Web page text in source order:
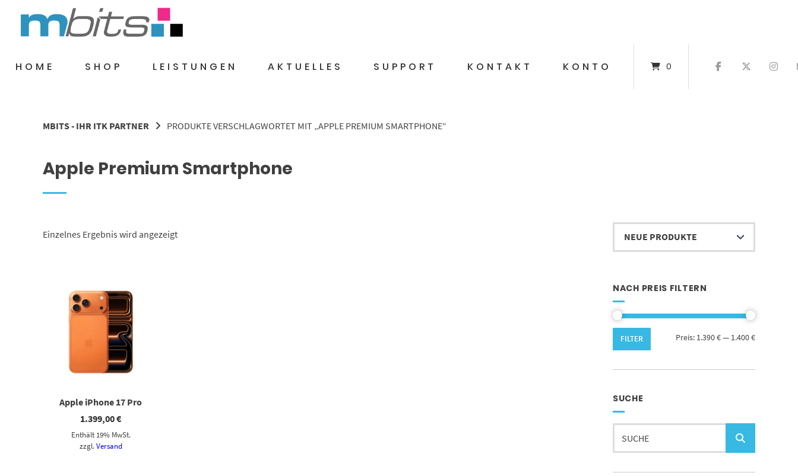
Inhalt
HOME SHOP LEISTUNGEN AKTUELLES SUPPORT KONTAKT KONTO 0
MBITS - IHR ITK PARTNER PRODUKTE VERSCHLAGWORTET MIT „APPLE PREMIUM SMARTPHONE“
Apple Premium Smartphone
Einzelnes Ergebnis wird angezeigt
Apple iPhone 17 Pro
1.399,00€
Enthält 19% MwSt.
zzgl.Versand
NACH PREIS FILTERN
Min.
Max.
FILTER Preis: 1.390 €— 1.400 €
SUCHE
nach: